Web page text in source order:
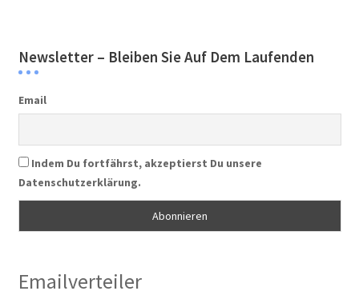
Newsletter – Bleiben Sie Auf Dem Laufenden
Email
Indem Du fortfährst, akzeptierst Du unsere
Datenschutzerklärung.
Emailverteiler